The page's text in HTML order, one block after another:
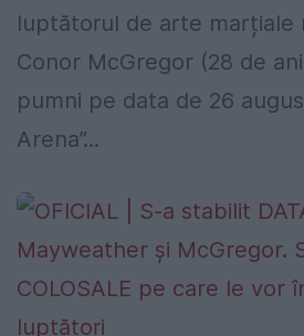
luptătorul de arte marțiale
Conor McGregor (28 de
pumni pe data de 26
Arena”...